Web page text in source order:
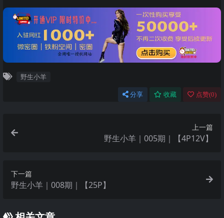
野生小羊
分享 收藏 点赞(0)
上一篇
野生小羊｜005期｜【4P12V】
下一篇
野生小羊｜008期｜【25P】